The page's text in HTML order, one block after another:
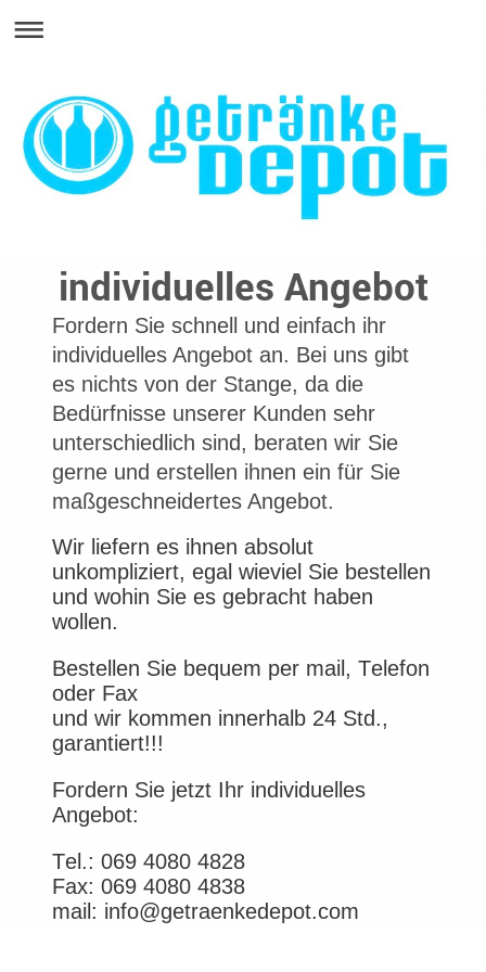
individuelles Angebot
Fordern Sie schnell und einfach ihr
individuelles Angebot an. Bei uns gibt
es nichts von der Stange, da die
Bedürfnisse unserer Kunden sehr
unterschiedlich sind, beraten wir Sie
gerne und erstellen ihnen ein für Sie
maßgeschneidertes Angebot.
Wir liefern es ihnen absolut
unkompliziert, egal wieviel Sie bestellen
und wohin Sie es gebracht haben
wollen.
Bestellen Sie bequem per mail, Telefon
oder Fax
und wir kommen innerhalb 24 Std.,
garantiert!!!
Fordern Sie jetzt Ihr individuelles
Angebot:
Tel.: 069 4080 4828
Fax: 069 4080 4838
mail: info@getraenkedepot.com